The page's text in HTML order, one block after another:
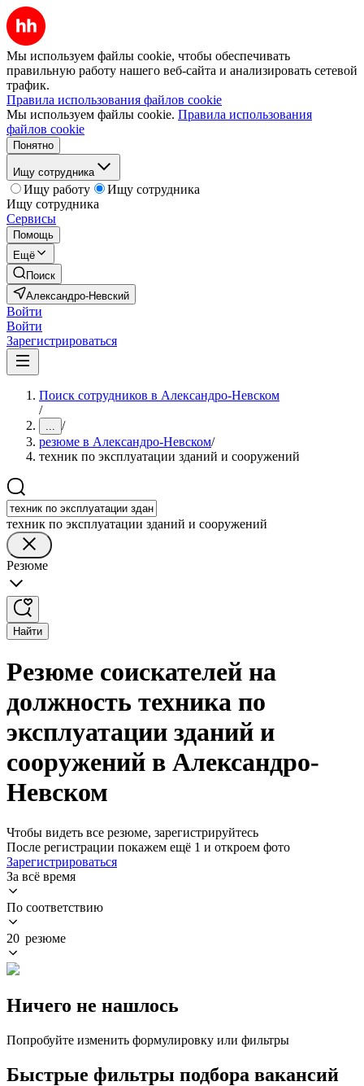
Мы используем файлы cookie, чтобы обеспечивать
правильную работу нашего веб-сайта и анализировать сетевой
трафик.
Правила использования файлов cookie
Мы используем файлы cookie. Правила использования
файлов cookie
Понятно
Ищу сотрудника
Ищу работу
Ищу сотрудника
Ищу сотрудника
Сервисы
Помощь
Ещё
Поиск
Александро-Невский
Войти
Войти
Зарегистрироваться
Поиск сотрудников в Александро-Невском
/
... /
резюме в Александро-Невском/
техник по эксплуатации зданий и сооружений
техник по эксплуатации зданий и сооружений
Резюме
Найти
Резюме соискателей на
должность техника по
эксплуатации зданий и
сооружений в Александро-
Невском
Чтобы видеть все резюме, зарегистрируйтесь
После регистрации покажем ещё 1 и откроем фото
Зарегистрироваться
За всё время
По соответствию
20 резюме
Ничего не нашлось
Попробуйте изменить формулировку или фильтры
Быстрые фильтры подбора вакансий